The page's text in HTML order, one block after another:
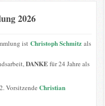
2026
ist Christoph Schmitzals
DANKEfür 24 Jahre als
Vorsitzende Christian